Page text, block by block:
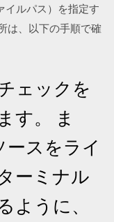
イルパス）を指定す
は、以下の手順で確
ェックを
す。 ま
ースをライ
ーミナル
ように、